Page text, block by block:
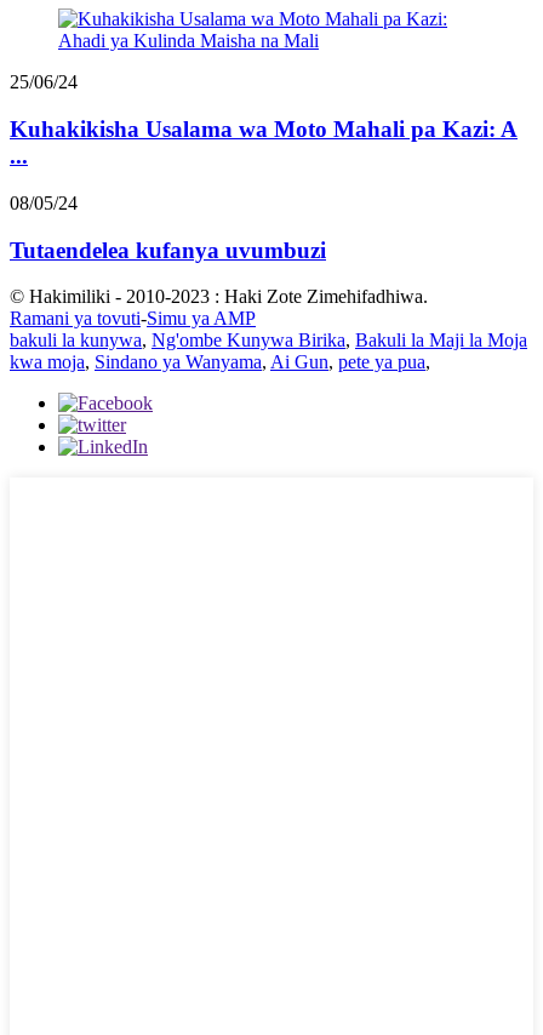
25/06/24
Kuhakikisha Usalama wa Moto Mahali pa Kazi: A
...
08/05/24
Tutaendelea kufanya uvumbuzi
© Hakimiliki - 2010-2023 : Haki Zote Zimehifadhiwa.
Ramani ya tovuti-Simu ya AMP
bakuli la kunywa, Ng'ombe Kunywa Birika, Bakuli la Maji la Moja
kwa moja, Sindano ya Wanyama, Ai Gun, pete ya pua,